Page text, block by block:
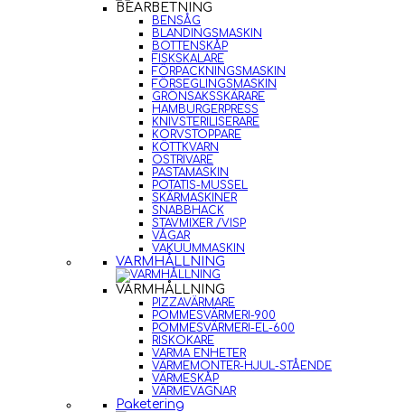
BEARBETNING
BENSÅG
BLANDINGSMASKIN
BOTTENSKÅP
FISKSKALARE
FÖRPACKNINGSMASKIN
FÖRSEGLINGSMASKIN
GRÖNSAKSSKÄRARE
HAMBURGERPRESS
KNIVSTERILISERARE
KORVSTOPPARE
KÖTTKVARN
OSTRIVARE
PASTAMASKIN
POTATIS-MUSSEL
SKÄRMASKINER
SNABBHACK
STAVMIXER /VISP
VÅGAR
VAKUUMMASKIN
VARMHÅLLNING
VARMHÅLLNING
PIZZAVÄRMARE
POMMESVÄRMERI-900
POMMESVÄRMERI-EL-600
RISKOKARE
VARMA ENHETER
VÄRMEMONTER-HJUL-STÅENDE
VÄRMESKÅP
VÄRMEVAGNAR
Paketering